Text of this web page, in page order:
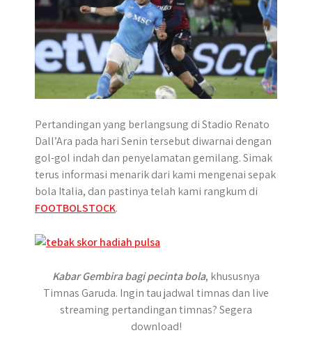
Pertandingan yang berlangsung di Stadio Renato
Dall’Ara pada hari Senin tersebut diwarnai dengan
gol-gol indah dan penyelamatan gemilang. Simak
terus informasi menarik dari kami mengenai sepak
bola Italia, dan pastinya telah kami rangkum di
FOOTBOLSTOCK.
Kabar Gembira bagi pecinta bola, khususnya
Timnas Garuda. Ingin tau jadwal timnas dan live
streaming pertandingan timnas? Segera
download!